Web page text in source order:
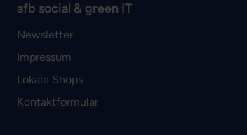
afb social & green IT
Newsletter
Impressum
Lokale Shops
Kontaktformular